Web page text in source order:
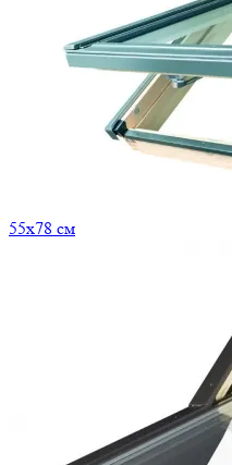
55x78 см